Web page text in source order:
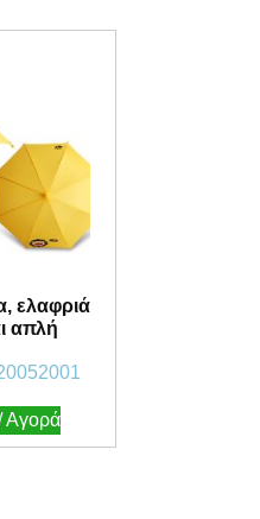
ελαφριά
απλή
Αγορά